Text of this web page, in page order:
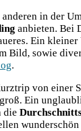
in der
anbie­ten. Bei
Ein klei­ner
Bild, sowie
.
von einer
Ein
die